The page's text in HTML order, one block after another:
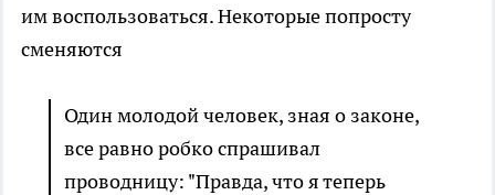
им воспользоваться. Некоторые попросту
сменяются
Один молодой человек, зная о законе,
все равно робко спрашивал
проводницу: "Правда, что я теперь